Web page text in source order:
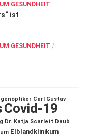
GESUNDHEIT
ist
GESUNDHEIT /
Carl Gustav
Covid-19
Dr. Katja Scarlett Daub
Elblandklinikum